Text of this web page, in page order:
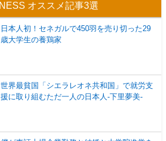
オススメ記事3選
日本人初！セネガルで450羽を売り切った29
歳大学生の養鶏家
世界最貧国「シエラレオネ共和国」で就労支
援に取り組むただ一人の日本人-下里夢美-